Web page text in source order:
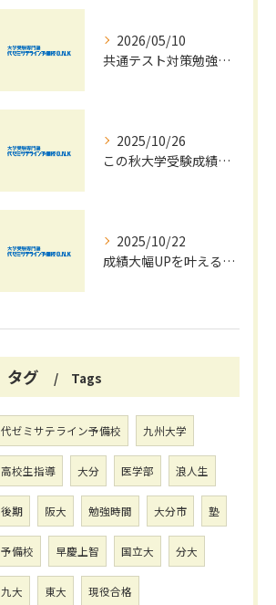
2026/05/10
共通テスト対策勉強は早めに始めましょう！
2025/10/26
この秋大学受験成績大幅UPの秘訣
2025/10/22
成績大幅UPを叶える秋の効率学習法
タグ Tags
代ゼミサテライン予備校 九州大学
高校生指導 大分 医学部 浪人生
後期 阪大 勉強時間 大分市 塾
予備校 早慶上智 国立大 分大
九大 東大 現役合格